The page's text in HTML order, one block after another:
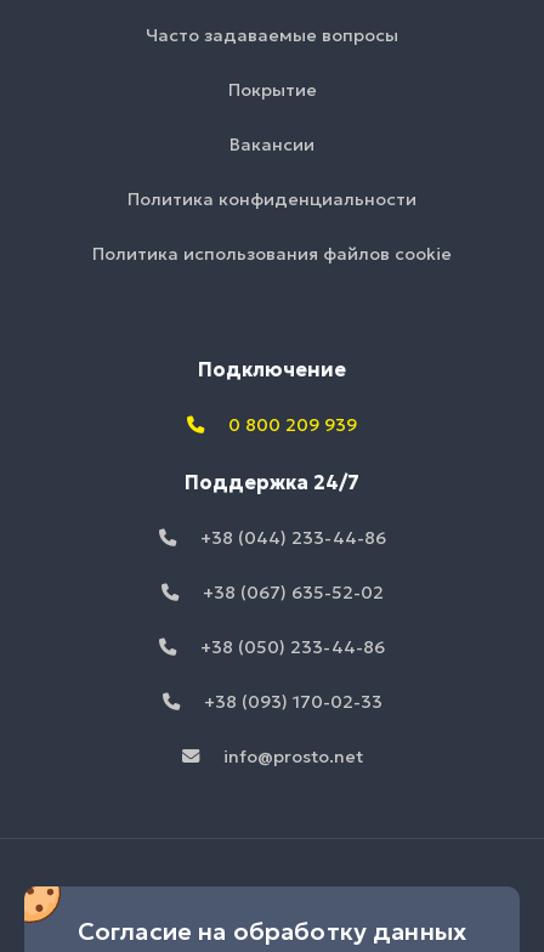
Часто задаваемые вопросы
Покрытие
Вакансии
Политика конфиденциальности
Политика использования файлов cookie
Подключение
0 800 209 939
Поддержка 24/7
+38 (044) 233-44-86
+38 (067) 635-52-02
+38 (050) 233-44-86
+38 (093) 170-02-33
info@prosto.net
Согласие на обработку данных